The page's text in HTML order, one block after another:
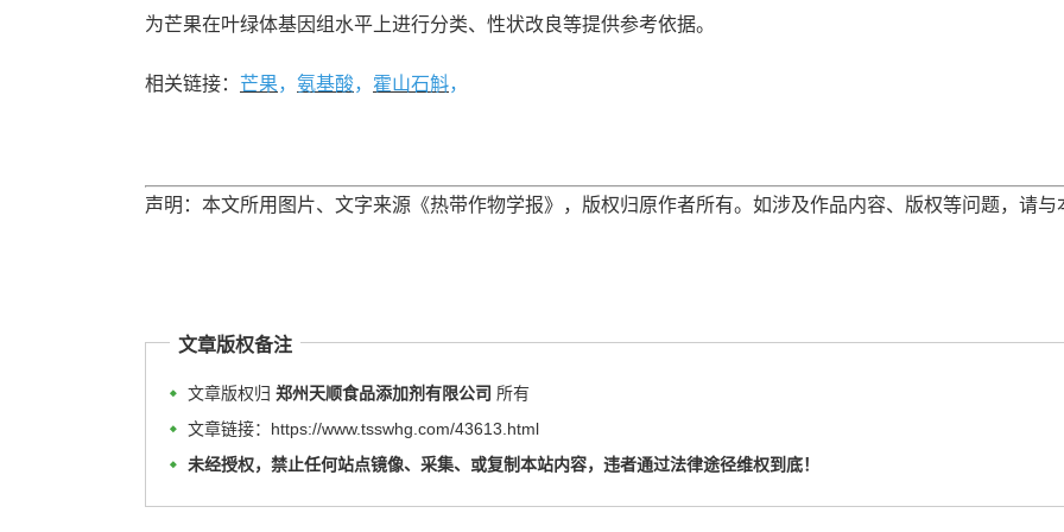
为芒果在叶绿体基因组水平上进行分类、性状改良等提供参考依据。
相关链接： 芒果， 氨基酸， 霍山石斛，
声明：本文所用图片、文字来源《热带作物学报》，版权归原作者所有。如涉及作品内容、版权等问题，请与
文章版权备注
文章版权归 郑州天顺食品添加剂有限公司 所有
文章链接：https://www.tsswhg.com/43613.html
未经授权，禁止任何站点镜像、采集、或复制本站内容，违者通过法律途径维权到底！